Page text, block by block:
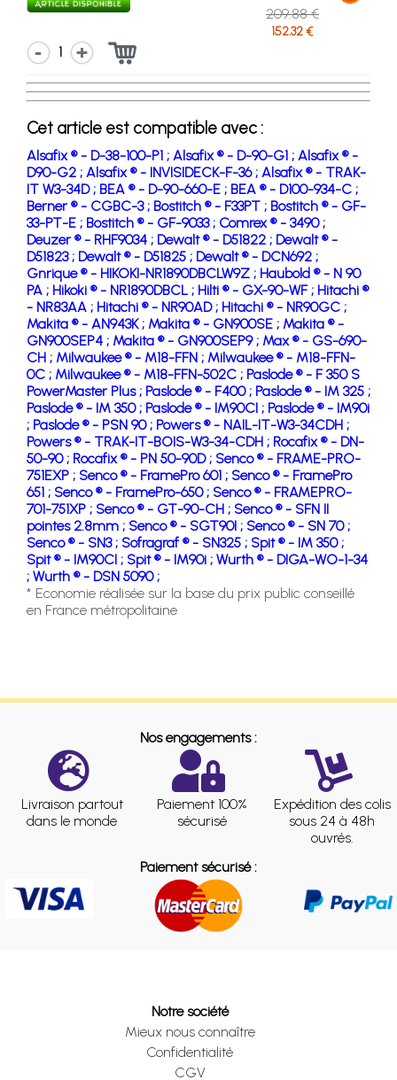
209.88 €
152.32 €
1
Cet article est compatible avec :
Alsafix ® - D-38-100-P1 ; Alsafix ® - D-90-G1 ; Alsafix ® -
D90-G2 ; Alsafix ® - INVISIDECK-F-36 ; Alsafix ® - TRAK-
IT W3-34D ; BEA ® - D-90-660-E ; BEA ® - D100-934-C ;
Berner ® - CGBC-3 ; Bostitch ® - F33PT ; Bostitch ® - GF-
33-PT-E ; Bostitch ® - GF-9033 ; Comrex ® - 3490 ;
Deuzer ® - RHF9034 ; Dewalt ® - D51822 ; Dewalt ® -
D51823 ; Dewalt ® - D51825 ; Dewalt ® - DCN692 ;
Gnrique ® - HIKOKI-NR1890DBCLW9Z ; Haubold ® - N 90
PA ; Hikoki ® - NR1890DBCL ; Hilti ® - GX-90-WF ; Hitachi ®
- NR83AA ; Hitachi ® - NR90AD ; Hitachi ® - NR90GC ;
Makita ® - AN943K ; Makita ® - GN900SE ; Makita ® -
GN900SEP4 ; Makita ® - GN900SEP9 ; Max ® - GS-690-
CH ; Milwaukee ® - M18-FFN ; Milwaukee ® - M18-FFN-
0C ; Milwaukee ® - M18-FFN-502C ; Paslode ® - F 350 S
PowerMaster Plus ; Paslode ® - F400 ; Paslode ® - IM 325 ;
Paslode ® - IM 350 ; Paslode ® - IM90CI ; Paslode ® - IM90i
; Paslode ® - PSN 90 ; Powers ® - NAIL-IT-W3-34CDH ;
Powers ® - TRAK-IT-BOIS-W3-34-CDH ; Rocafix ® - DN-
50-90 ; Rocafix ® - PN 50-90D ; Senco ® - FRAME-PRO-
751EXP ; Senco ® - FramePro 601 ; Senco ® - FramePro
651 ; Senco ® - FramePro-650 ; Senco ® - FRAMEPRO-
701-751XP ; Senco ® - GT-90-CH ; Senco ® - SFN II
pointes 2.8mm ; Senco ® - SGT90I ; Senco ® - SN 70 ;
Senco ® - SN3 ; Sofragraf ® - SN325 ; Spit ® - IM 350 ;
Spit ® - IM90CI ; Spit ® - IM90i ; Wurth ® - DIGA-WO-1-34
; Wurth ® - DSN 5090 ;
* Economie réalisée sur la base du prix public conseillé
en France métropolitaine
Nos engagements :
Livraison partout
dans le monde
Paiement 100%
sécurisé
Expédition des colis
sous 24 à 48h
ouvrés.
Paiement sécurisé :
Notre société
Mieux nous connaître
Confidentialité
CGV